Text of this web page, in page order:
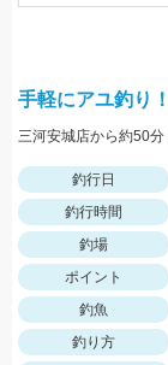
手軽にアユ釣り
三河安城店から約50
釣行日
釣行時間
釣場
ポイント
釣魚
釣り方